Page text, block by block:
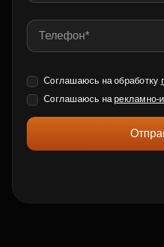
Соглашаюсь на обработку
Соглашаюсь нарекламно-